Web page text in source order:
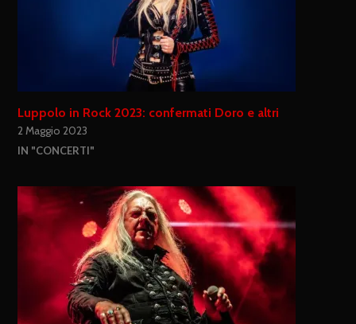
Luppolo in Rock 2023: confermati Doro e altri
2 Maggio 2023
IN "CONCERTI"